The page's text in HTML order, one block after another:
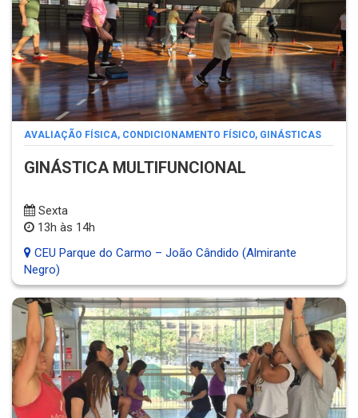
AVALIAÇÃO FÍSICA, CONDICIONAMENTO FÍSICO, GINÁSTICAS
GINÁSTICA MULTIFUNCIONAL
Sexta
13h às 14h
CEU Parque do Carmo – João Cândido (Almirante
Negro)